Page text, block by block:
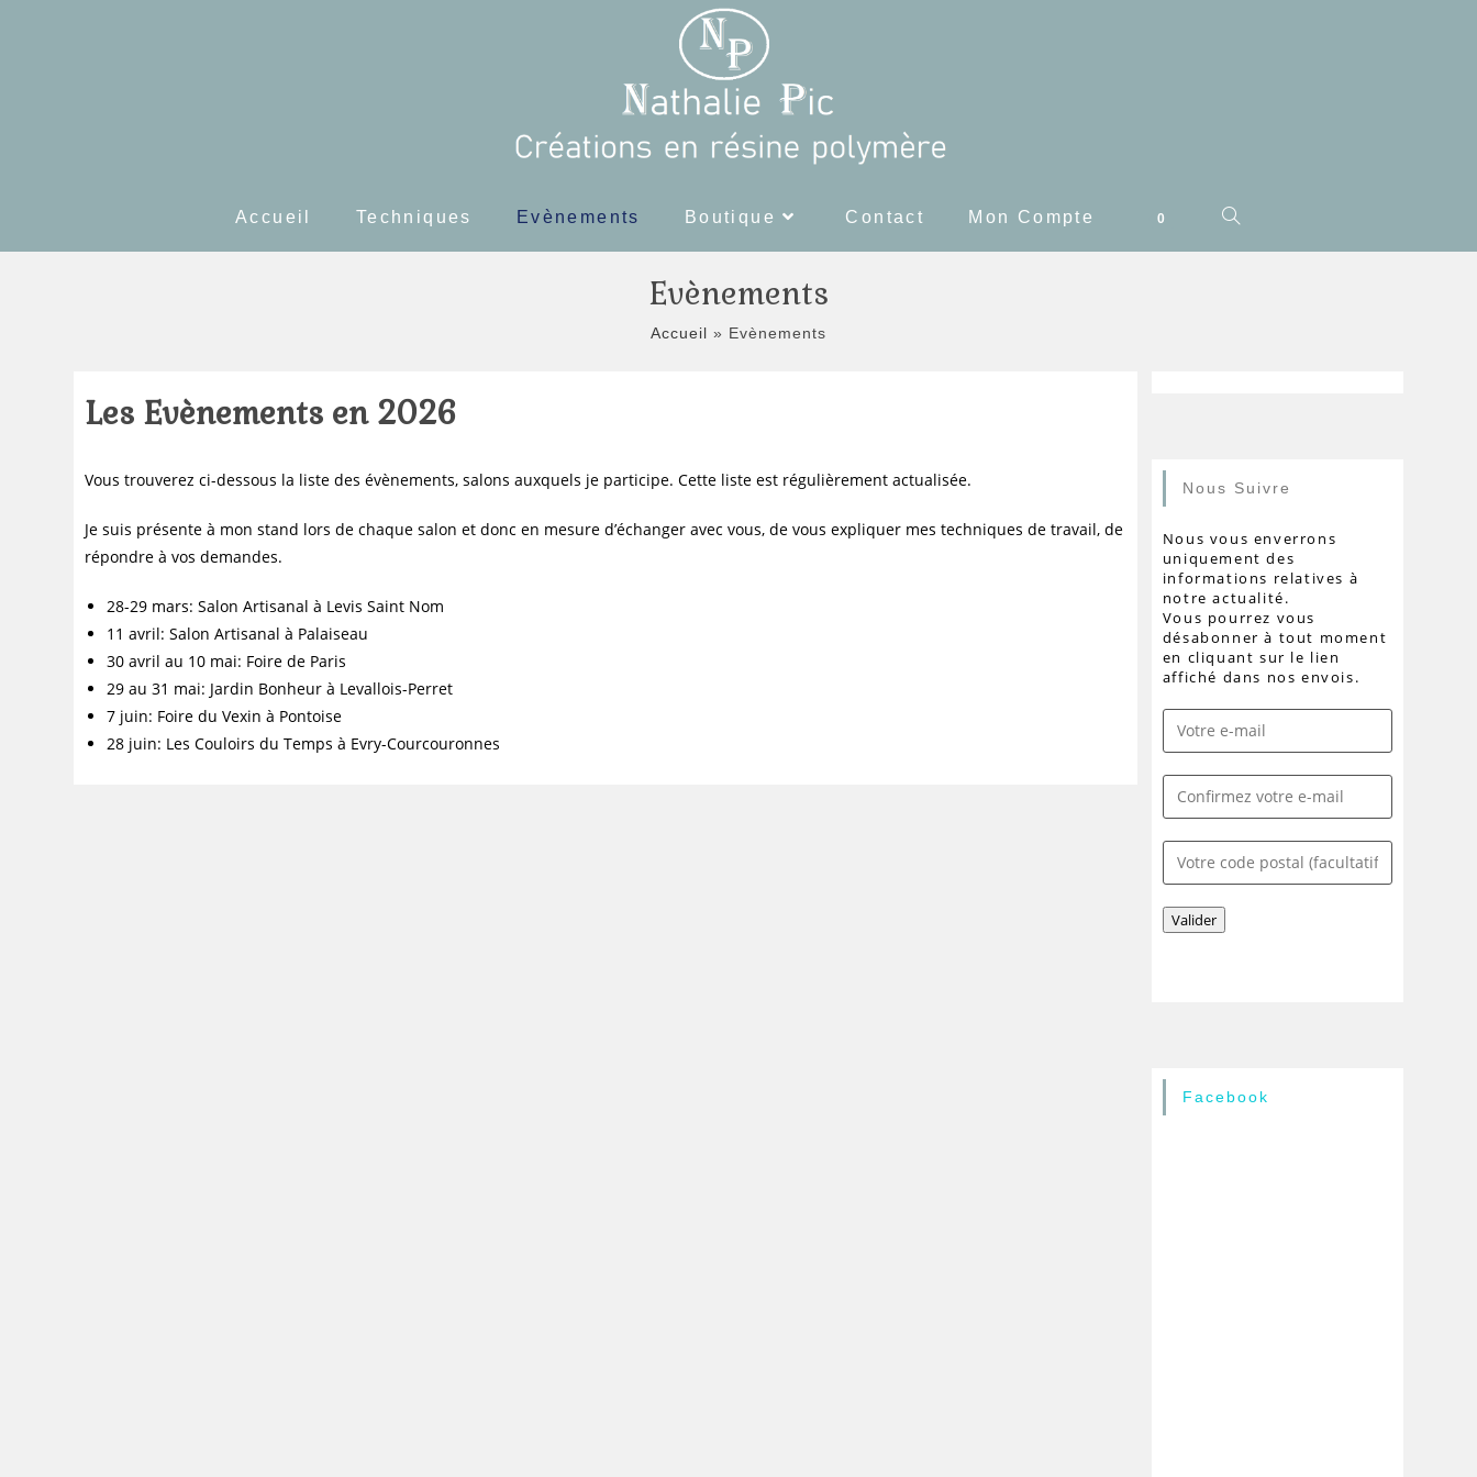
Accueil Techniques Evènements Boutique Contact Mon Compte 0
Evènements
Accueil » Evènements
Les Evènements en 2026
Vous trouverez ci-dessous la liste des évènements, salons auxquels je participe. Cette liste est régulièrement actualisée.
Je suis présente à mon stand lors de chaque salon et donc en mesure d’échanger avec vous, de vous expliquer mes techniques de travail, de
répondre à vos demandes.
28-29 mars: Salon Artisanal à Levis Saint Nom
11 avril: Salon Artisanal à Palaiseau
30 avril au 10 mai: Foire de Paris
29 au 31 mai: Jardin Bonheur à Levallois-Perret
7 juin: Foire du Vexin à Pontoise
28 juin: Les Couloirs du Temps à Evry-Courcouronnes
Nous Suivre
Nous vous enverrons
uniquement des
informations relatives à
notre actualité.
Vous pourrez vous
désabonner à tout moment
en cliquant sur le lien
affiché dans nos envois.
Valider
Facebook